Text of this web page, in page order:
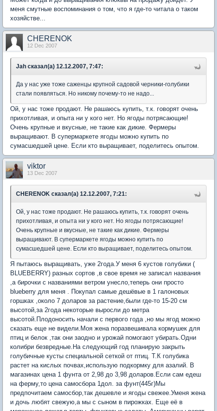
меня смутные воспоминания о том, что я где-то читала о таком
хозяйстве...
CHERENOK
12 Dec 2007
Jah сказал(а) 12.12.2007, 7:47:
Да у нас уже тоже саженцы крупной садовой черники-голубики
стали появляться. Но никому почему-то не надо...
Ой, у нас тоже продают. Не рашаюсь купить, т.к. говорят очень
прихотливая, и опыта ни у кого нет. Но ягоды потрясающие!
Очень крупные и вкусные, не такие как дикие. Фермеры
выращивают. В супермаркете ягоды можно купить по
сумасшедшей цене. Если кто выращивает, поделитесь опытом.
viktor
13 Dec 2007
CHERENOK сказал(а) 12.12.2007, 7:21:
Ой, у нас тоже продают. Не рашаюсь купить, т.к. говорят очень
прихотливая, и опыта ни у кого нет. Но ягоды потрясающие!
Очень крупные и вкусные, не такие как дикие. Фермеры
выращивают. В супермаркете ягоды можно купить по
сумасшедшей цене. Если кто выращивает, поделитесь опытом.
Я пытаюсь выращивать, уже 2года.У меня 6 кустов голубики (
BLUEBERRY) разных сортов ,в свое время не записал названия
,а бирочки с названиями ветром унесло,теперь они просто
blueberry для меня . Покупал самые дешёвые в 1 галоновых
горшках ,около 7 доларов за растение,были где-то 15-20 см
высотой,за 2года некоторые выросли до метра
высотой.Плодоносить начали с первого года ,но мы ягод можно
сказать еще не видели.Моя жена поразвешивала кормушек для
птиц и белок ,так они заодно и урожай помогают убирать.Одни
колибри безвредные.На следующий год планирую закрыть
голубичные кусты специальной сеткой от птиц. Т.К голубика
растет на кислых почвах,использую подкормку для азалий. В
магазинах цена 1 фунта от 2,98 до 3,98 доларов.Если сам едеш
на ферму,то цена самосбора 1дол. за фунт(445г)Мы
предпочитаем самосбор,так дешевле и ягоды свежее.Уменя жена
и дочь любят свежую,а мы с сыном в пирожках. Еще её в